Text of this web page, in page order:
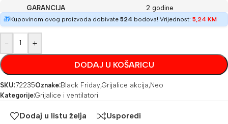
GARANCIJA
2 godine
🎁Kupovinom ovog proizvoda dobivate 524 bodova! Vrijednost: 5,24 KM
- +
DODAJ U KOŠARICU
SKU:72235Oznake:Black Friday,Grijalice akcija,Neo
Kategorije:Grijalice i ventilatori
Dodaj u listu želja Usporedi